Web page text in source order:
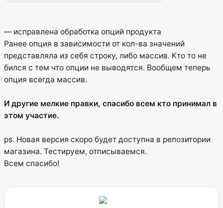
— исправлена обработка опций продукта
Ранее опция в зависимости от кол-ва значений
представляла из себя строку, либо массив. Кто то не
бился с тем что опции не выводятся. Вообщем теперь
опция всегда массив.
И другие мелкие правки, спасибо всем кто принимал в
этом участие.
ps. Новая версия скоро будет доступна в репозитории
магазина. Тестируем, отписываемся.
Всем спасибо!